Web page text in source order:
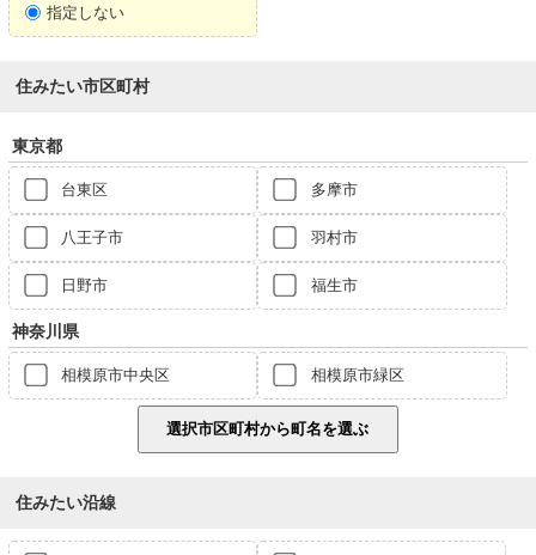
指定しない
住みたい市区町村
東京都
台東区 多摩市
八王子市 羽村市
日野市 福生市
神奈川県
相模原市中央区 相模原市緑区
住みたい沿線